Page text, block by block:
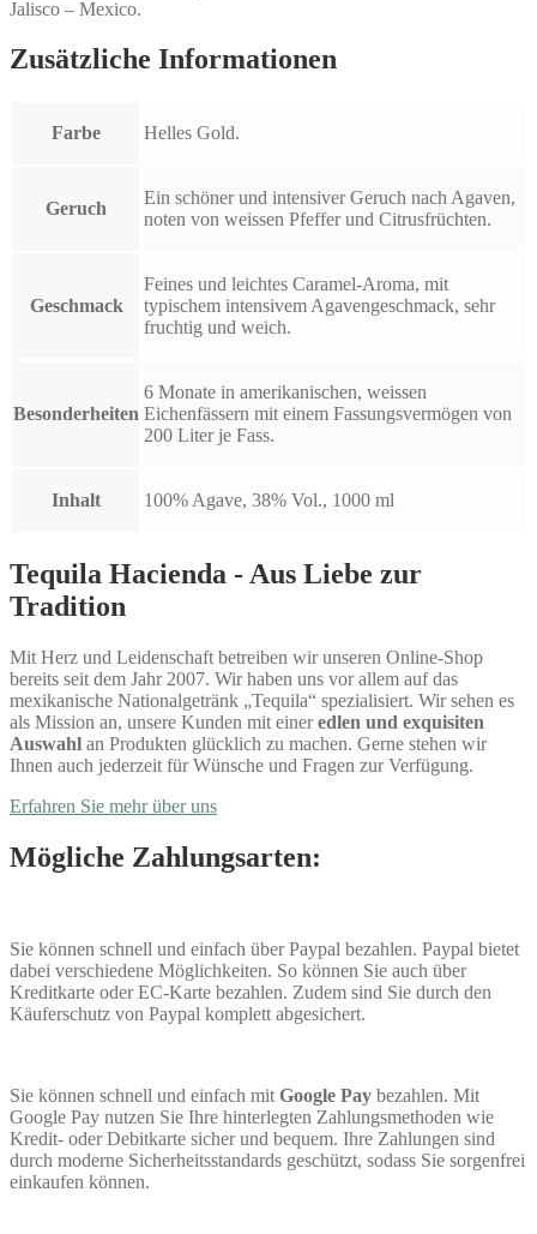
Jalisco – Mexico.
Zusätzliche Informationen
Farbe Helles Gold.
Geruch
Ein schöner und intensiver Geruch nach Agaven,
noten von weissen Pfeffer und Citrusfrüchten.
Geschmack
Feines und leichtes Caramel-Aroma, mit
typischem intensivem Agavengeschmack, sehr
fruchtig und weich.
Besonderheiten
6 Monate in amerikanischen, weissen
Eichenfässern mit einem Fassungsvermögen von
200 Liter je Fass.
Inhalt 100% Agave, 38% Vol., 1000 ml
Tequila Hacienda - Aus Liebe zur
Tradition
Mit Herz und Leidenschaft betreiben wir unseren Online-Shop
bereits seit dem Jahr 2007. Wir haben uns vor allem auf das
mexikanische Nationalgetränk „Tequila“ spezialisiert. Wir sehen es
als Mission an, unsere Kunden mit eineredlen und exquisiten
Auswahl an Produkten glücklich zu machen. Gerne stehen wir
Ihnen auch jederzeit für Wünsche und Fragen zur Verfügung.
Erfahren Sie mehr über uns
Mögliche Zahlungsarten:
Sie können schnell und einfach über Paypal bezahlen. Paypal bietet
dabei verschiedene Möglichkeiten. So können Sie auch über
Kreditkarte oder EC-Karte bezahlen. Zudem sind Sie durch den
Käuferschutz von Paypal komplett abgesichert.
Sie können schnell und einfach mit Google Pay bezahlen. Mit
Google Pay nutzen Sie Ihre hinterlegten Zahlungsmethoden wie
Kredit- oder Debitkarte sicher und bequem. Ihre Zahlungen sind
durch moderne Sicherheitsstandards geschützt, sodass Sie sorgenfrei
einkaufen können.